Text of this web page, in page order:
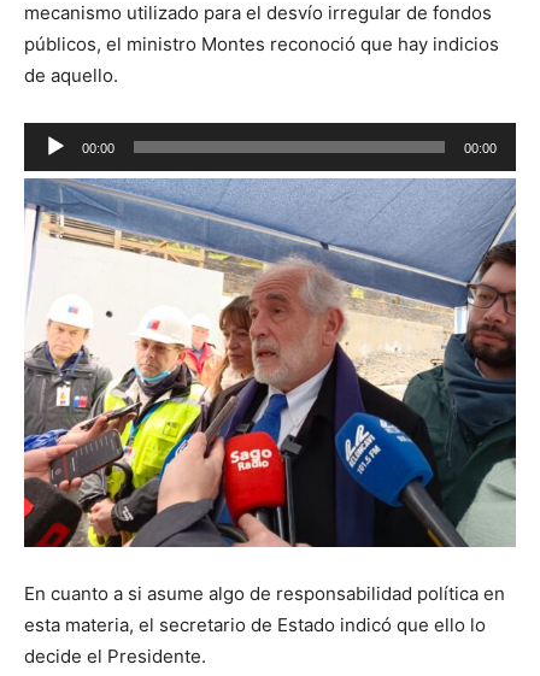
mecanismo utilizado para el desvío irregular de fondos
públicos, el ministro Montes reconoció que hay indicios
de aquello.
Reproductor
de
audio
00:00 00:00
En cuanto a si asume algo de responsabilidad política en
esta materia, el secretario de Estado indicó que ello lo
decide el Presidente.